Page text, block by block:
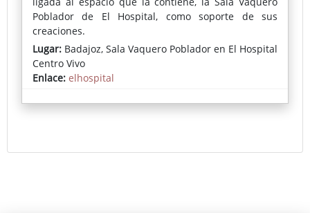
Poblador de El Hospital, como soporte de sus
creaciones.
Lugar: Badajoz, Sala Vaquero Poblador en El Hospital
Centro Vivo
Enlace: elhospital